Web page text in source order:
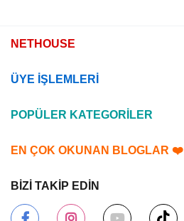
NETHOUSE
ÜYE İŞLEMLERİ
POPÜLER KATEGORİLER
EN ÇOK OKUNAN BLOGLAR ❤️
BİZİ TAKİP EDİN